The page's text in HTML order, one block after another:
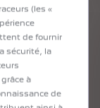
DE
indicatif
(les «
de fournir
sécurité, la
à
de